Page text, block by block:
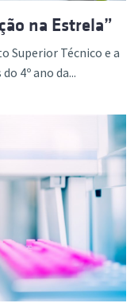
na Estrela”
Superior Técnico e a
4º ano da...